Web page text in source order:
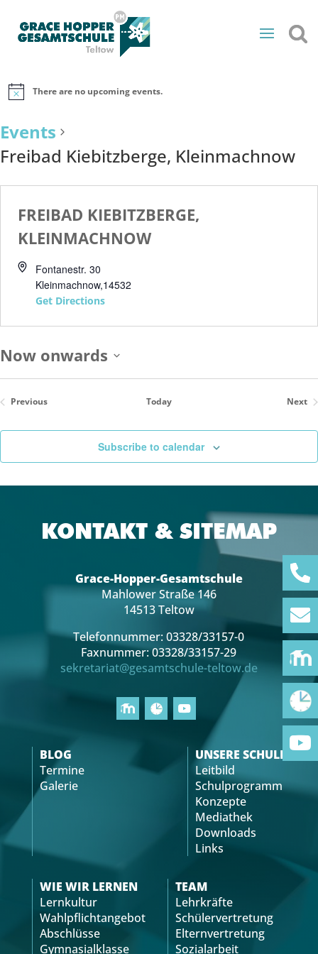
There are no upcoming events.
Events
Freibad Kiebitzberge, Kleinmachnow
FREIBAD KIEBITZBERGE,
KLEINMACHNOW
Fontanestr. 30
Kleinmachnow,14532
Get Directions
Now onwards
Select
date.Previous
Today
Next
Subscribe to calendar
KONTAKT & SITEMAP
Grace-Hopper-Gesamtschule
Mahlower Straße 146
14513 Teltow
Telefonnummer: 03328/33157-0
Faxnummer: 03328/33157-29
sekretariat@gesamtschule-teltow.de
BLOG
Termine
Galerie
UNSERE SCHULE
Leitbild
Schulprogramm
Konzepte
Mediathek
Downloads
Links
WIE WIR LERNEN
Lernkultur
Wahlpflichtangebot
Abschlüsse
Gymnasialklasse
TEAM
Lehrkräfte
Schülervertretung
Elternvertretung
Sozialarbeit